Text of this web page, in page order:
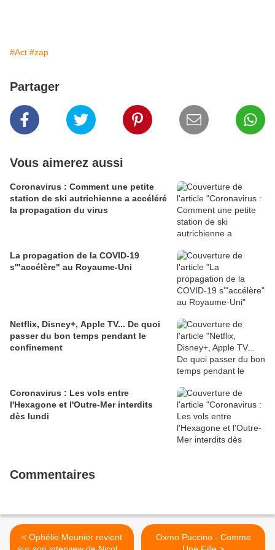
#Act #zap
Partager
Vous aimerez aussi
Coronavirus : Comment une petite
station de ski autrichienne a accéléré
la propagation du virus
La propagation de la COVID-19
s'"accélère" au Royaume-Uni
Netflix, Disney+, Apple TV... De quoi
passer du bon temps pendant le
confinement
Coronavirus : Les vols entre
l'Hexagone et l'Outre-Mer interdits
dès lundi
Commentaires
< Ophélie Meunier revient
Oxmo Puccino - Comme